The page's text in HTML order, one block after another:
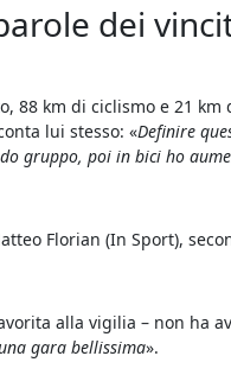
dei
88 km di ciclismo e 21
lui stesso: «Definire
gruppo, poi in bici ho
Florian (In Sport),
alla vigilia – non ha
gara bellissima».